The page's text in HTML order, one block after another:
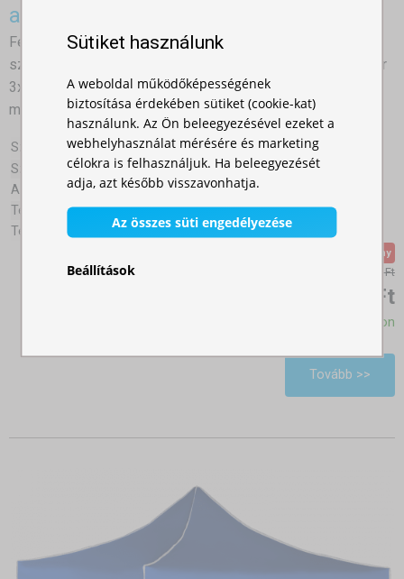
acél
Fenséges méretek, ajánljuk azok számára, akik tágas teret
szeretnének. Ez a gyorsan összecsukható rendezvénysátor
3x6m méretben sokféle esemény számára biztosíthatja a
megfelelő helyszínt.
Szín:
Szerkezet:
Acél
A tartóelem mérete:
30x30mm
Teljes súly (oldalfalak nélkül):36,8kg
Tetőponyva:
Oxford 800D (340g/m²)
Akciós kedvezmény
186 000,00 Ft
147 000,00 Ft
Raktáron
Tovább >>
Sütiket használunk
A weboldal működőképességének
biztosítása érdekében sütiket (cookie-kat)
használunk. Az Ön beleegyezésével ezeket a
webhelyhasználat mérésére és marketing
célokra is felhasználjuk. Ha beleegyezését
adja, azt később visszavonhatja.
Az összes süti engedélyezése
Beállítások